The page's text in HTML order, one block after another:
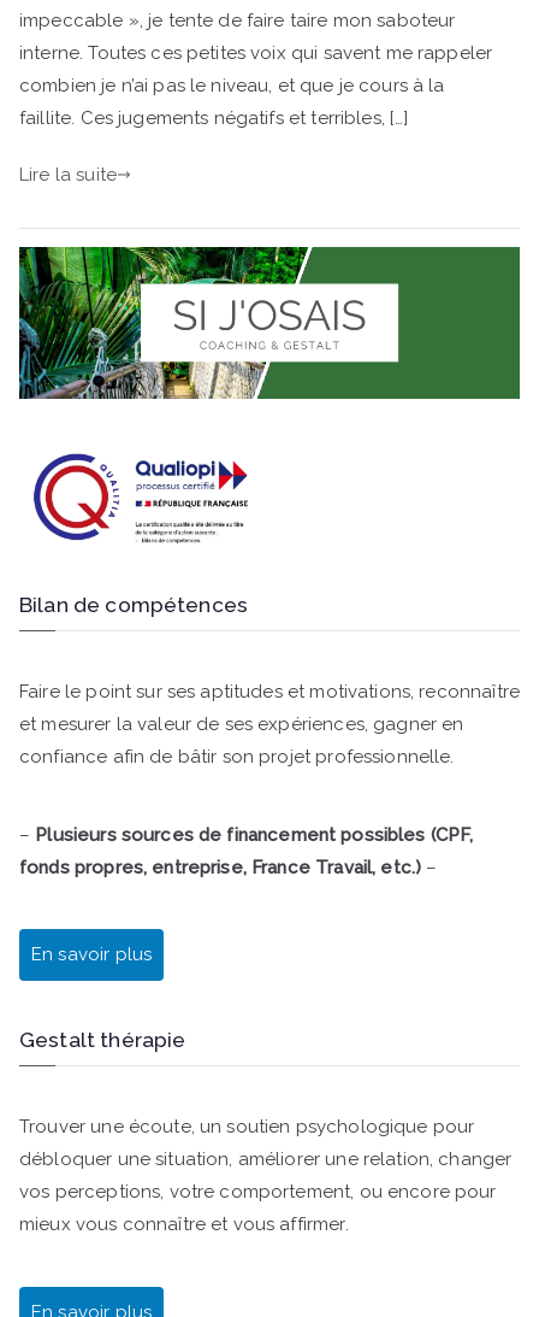
impeccable », je tente de faire taire mon saboteur
interne. Toutes ces petites voix qui savent me rappeler
combien je n’ai pas le niveau, et que je cours à la
faillite. Ces jugements négatifs et terribles, […]
Lire la suite
Bilan de compétences
Faire le point sur ses aptitudes et motivations, reconnaître
et mesurer la valeur de ses expériences, gagner en
confiance afin de bâtir son projet professionnelle.
– Plusieurs sources de financement possibles (CPF,
fonds propres, entreprise, France Travail, etc.) –
En savoir plus
Gestalt thérapie
Trouver une écoute, un soutien psychologique pour
débloquer une situation, améliorer une relation, changer
vos perceptions, votre comportement, ou encore pour
mieux vous connaître et vous affirmer.
En savoir plus